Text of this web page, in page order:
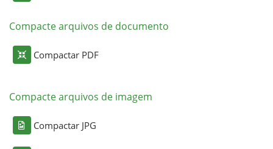
Compacte arquivos de documento
Compactar PDF
Compacte arquivos de imagem
Compactar JPG